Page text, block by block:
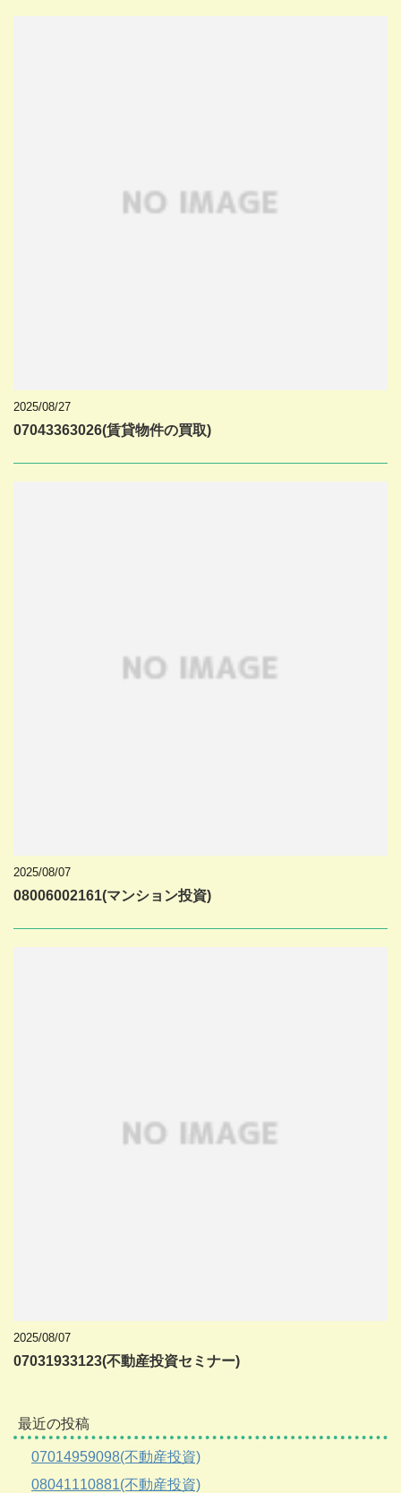
2025/08/27
07043363026(賃貸物件の買取)
2025/08/07
08006002161(マンション投資)
2025/08/07
07031933123(不動産投資セミナー)
最近の投稿
07014959098(不動産投資)
08041110881(不動産投資)